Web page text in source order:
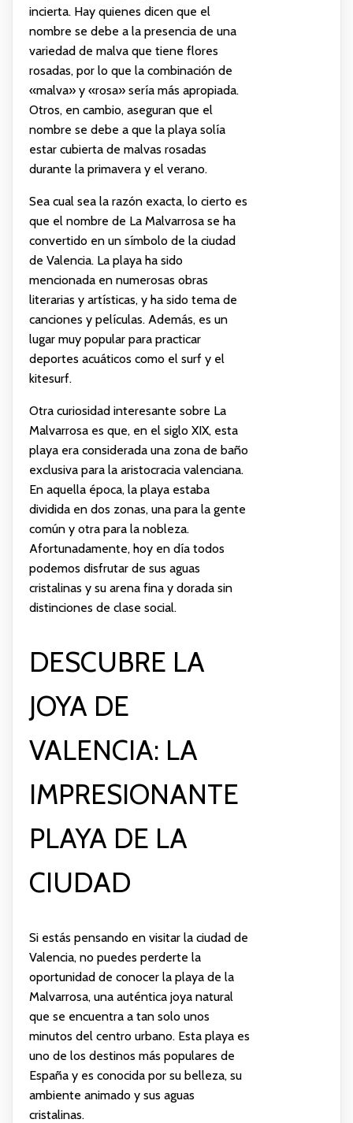
incierta. Hay quienes dicen que el
nombre se debe a la presencia de una
variedad de malva que tiene flores
rosadas, por lo que la combinación de
«malva» y «rosa» sería más apropiada.
Otros, en cambio, aseguran que el
nombre se debe a que la playa solía
estar cubierta de malvas rosadas
durante la primavera y el verano.
Sea cual sea la razón exacta, lo cierto es
que el nombre de La Malvarrosa se ha
convertido en un símbolo de la ciudad
de Valencia. La playa ha sido
mencionada en numerosas obras
literarias y artísticas, y ha sido tema de
canciones y películas. Además, es un
lugar muy popular para practicar
deportes acuáticos como el surf y el
kitesurf.
Otra curiosidad interesante sobre La
Malvarrosa es que, en el siglo XIX, esta
playa era considerada una zona de baño
exclusiva para la aristocracia valenciana.
En aquella época, la playa estaba
dividida en dos zonas, una para la gente
común y otra para la nobleza.
Afortunadamente, hoy en día todos
podemos disfrutar de sus aguas
cristalinas y su arena fina y dorada sin
distinciones de clase social.
DESCUBRE LA
JOYA DE
VALENCIA: LA
IMPRESIONANTE
PLAYA DE LA
CIUDAD
Si estás pensando en visitar la ciudad de
Valencia, no puedes perderte la
oportunidad de conocer la playa de la
Malvarrosa, una auténtica joya natural
que se encuentra a tan solo unos
minutos del centro urbano. Esta playa es
uno de los destinos más populares de
España y es conocida por su belleza, su
ambiente animado y sus aguas
cristalinas.